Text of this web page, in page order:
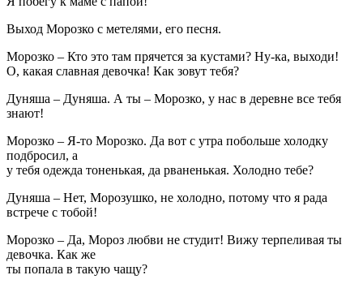
Выход Морозко с метелями, его песня.
Морозко – Кто это там прячется за кустами? Ну-ка, выходи!
О, какая славная девочка! Как зовут тебя?
Дуняша – Дуняша. А ты – Морозко, у нас в деревне все тебя
знают!
Морозко – Я-то Морозко. Да вот с утра побольше холодку
подбросил, а
у тебя одежда тоненькая, да рваненькая. Холодно тебе?
Дуняша – Нет, Морозушко, не холодно, потому что я рада
встрече с тобой!
Морозко – Да, Мороз любви не студит! Вижу терпеливая ты
девочка. Как же
ты попала в такую чащу?